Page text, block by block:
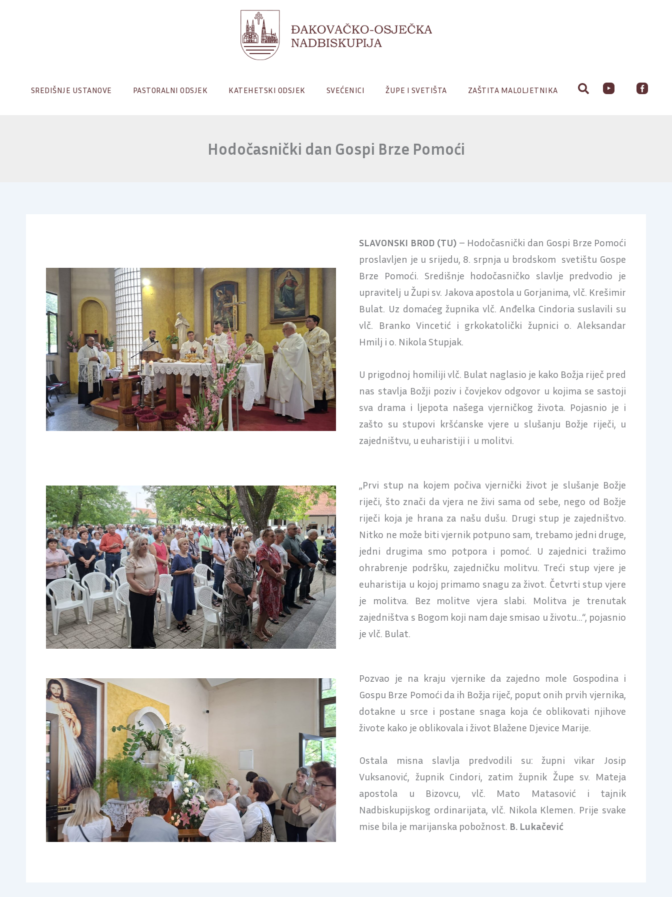
SREDIŠNJE USTANOVE PASTORALNI ODSJEK KATEHETSKI ODSJEK SVEĆENICI ŽUPE I SVETIŠTA ZAŠTITA MALOLJETNIKA
Hodočasnički dan Gospi Brze Pomoći
SLAVONSKI BROD (TU) – Hodočasnički dan Gospi Brze Pomoći
proslavljen je u srijedu, 8. srpnja u brodskom svetištu Gospe
Brze Pomoći. Središnje hodočasničko slavlje predvodio je
upravitelj u Župi sv. Jakova apostola u Gorjanima, vlč. Krešimir
Bulat. Uz domaćeg župnika vlč. Anđelka Cindoria suslavili su
vlč. Branko Vincetić i grkokatolički župnici o. Aleksandar
Hmilj i o. Nikola Stupjak.
U prigodnoj homiliji vlč. Bulat naglasio je kako Božja riječ pred
nas stavlja Božji poziv i čovjekov odgovor u kojima se sastoji
sva drama i ljepota našega vjerničkog života. Pojasnio je i
zašto su stupovi kršćanske vjere u slušanju Božje riječi, u
zajedništvu, u euharistiji i u molitvi.
„Prvi stup na kojem počiva vjernički život je slušanje Božje
riječi, što znači da vjera ne živi sama od sebe, nego od Božje
riječi koja je hrana za našu dušu. Drugi stup je zajedništvo.
Nitko ne može biti vjernik potpuno sam, trebamo jedni druge,
jedni drugima smo potpora i pomoć. U zajednici tražimo
ohrabrenje podršku, zajedničku molitvu. Treći stup vjere je
euharistija u kojoj primamo snagu za život. Četvrti stup vjere
je molitva. Bez molitve vjera slabi. Molitva je trenutak
zajedništva s Bogom koji nam daje smisao u životu…“, pojasnio
je vlč. Bulat.
Pozvao je na kraju vjernike da zajedno mole Gospodina i
Gospu Brze Pomoći da ih Božja riječ, poput onih prvih vjernika,
dotakne u srce i postane snaga koja će oblikovati njihove
živote kako je oblikovala i život Blažene Djevice Marije.
Ostala misna slavlja predvodili su: župni vikar Josip
Vuksanović, župnik Cindori, zatim župnik Župe sv. Mateja
apostola u Bizovcu, vlč. Mato Matasović i tajnik
Nadbiskupijskog ordinarijata, vlč. Nikola Klemen. Prije svake
mise bila je marijanska pobožnost. B. Lukačević